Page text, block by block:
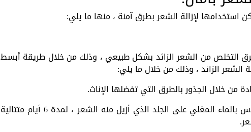
استخدامها لإزالة الشعر بطرق آمنة ، منها ما يلي:
التخلص من الشعر الزائد بشكل طبيعي ، وذلك من خلال طريقة أبسط
الشعر الزائد ، وذلك من خلال ما يلي:
من خلال الجذور بالطرق التي تفضلها الإناث.
بعد إزالة الشعر ، يستخدم الترمس بالماء المغلي على الجلد الذي أزيل منه الشعر ، لمدة 6 أيام متتالية